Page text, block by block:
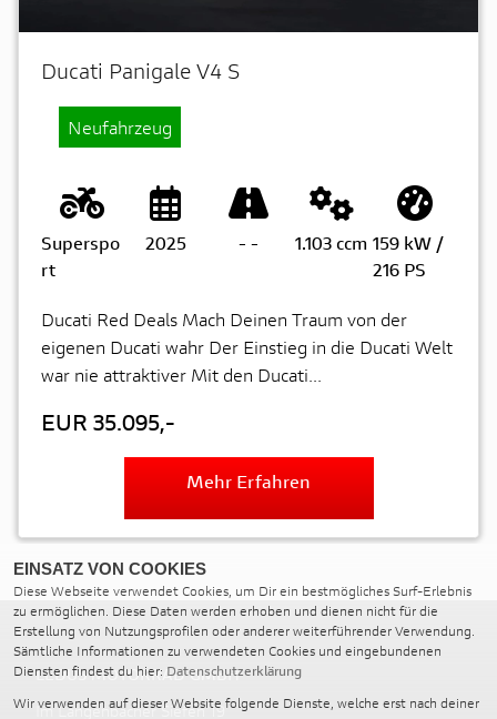
Ducati Panigale V4 S
Neufahrzeug
Superspo
rt
2025 - - 1.103 ccm 159 kW /
216 PS
Ducati Red Deals Mach Deinen Traum von der
eigenen Ducati wahr Der Einstieg in die Ducati Welt
war nie attraktiver Mit den Ducati...
EUR 35.095,-
Mehr Erfahren
LEDUS MOTORRAD GMBH
Im Langenbacher Siefen 19
EINSATZ VON COOKIES
Diese Webseite verwendet Cookies, um Dir ein bestmögliches Surf-Erlebnis
zu ermöglichen. Diese Daten werden erhoben und dienen nicht für die
Erstellung von Nutzungsprofilen oder anderer weiterführender Verwendung.
Sämtliche Informationen zu verwendeten Cookies und eingebundenen
Diensten findest du hier: Datenschutzerklärung
Wir verwenden auf dieser Website folgende Dienste, welche erst nach deiner